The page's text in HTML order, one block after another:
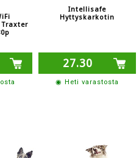
Intellisafe
Hyttyskarkotin
27.30
◉ Heti varastosta